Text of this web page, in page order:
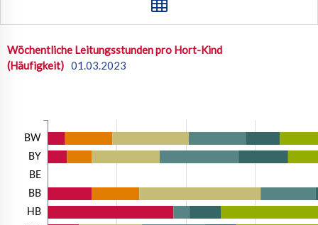
Wöchentliche Leitungsstunden pro Hort-Kind
(Häufigkeit) 01.03.2023
BW
BY
BE
BB
HB